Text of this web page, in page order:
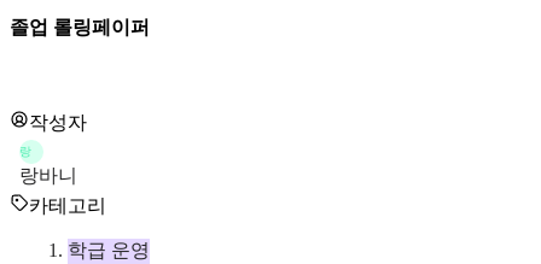
졸업 롤링페이퍼
작성자
랑
랑바니
카테고리
학급 운영